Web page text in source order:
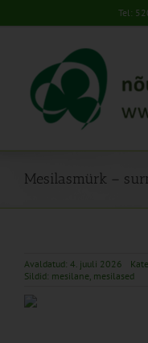
to
Tel:
Mesilasmürk –
Avaldatud: 4. juuli 2026
Sildid: mesilane, mesilased